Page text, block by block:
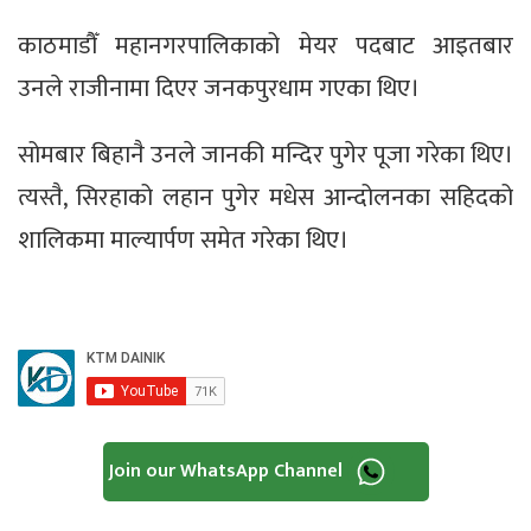
काठमाडौँ महानगरपालिकाको मेयर पदबाट आइतबार
उनले राजीनामा दिएर जनकपुरधाम गएका थिए।
सोमबार बिहानै उनले जानकी मन्दिर पुगेर पूजा गरेका थिए।
त्यस्तै, सिरहाको लहान पुगेर मधेस आन्दोलनका सहिदको
शालिकमा माल्यार्पण समेत गरेका थिए।
Join our WhatsApp Channel